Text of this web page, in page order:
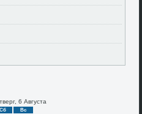
6 Августа
Сб Вс